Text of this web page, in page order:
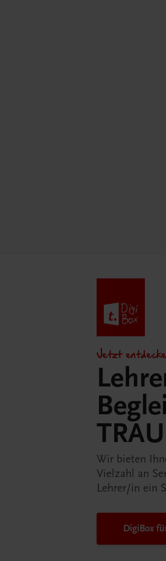
Jetzt
Wir bieten
Vielzahl an
Lehrer/in ein
DigiBox